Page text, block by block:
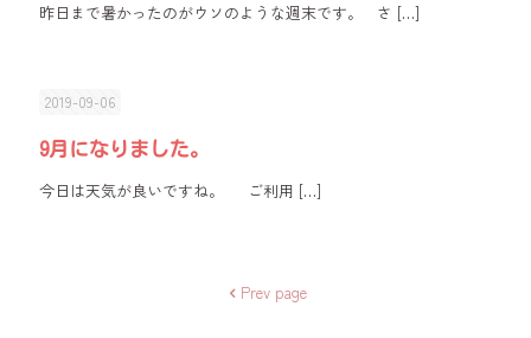
昨日まで暑かったのがウソのような週末です。 さ […]
2019-09-06
9月になりました。
今日は天気が良いですね。 ご利用 […]
Prev page